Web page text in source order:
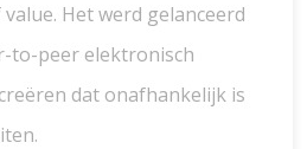
Het werd gelanceerd
to-peer elektronisch
dat onafhankelijk is